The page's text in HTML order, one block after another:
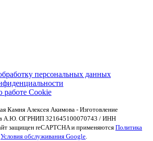
персональных данных
работе Cookie
Камня Алексея Акимова - Изготовление
А.Ю. ОГРНИП 321645100070743 / ИНН
защищен reCAPTCHA и применяются Политика
Условия обслуживания Google.